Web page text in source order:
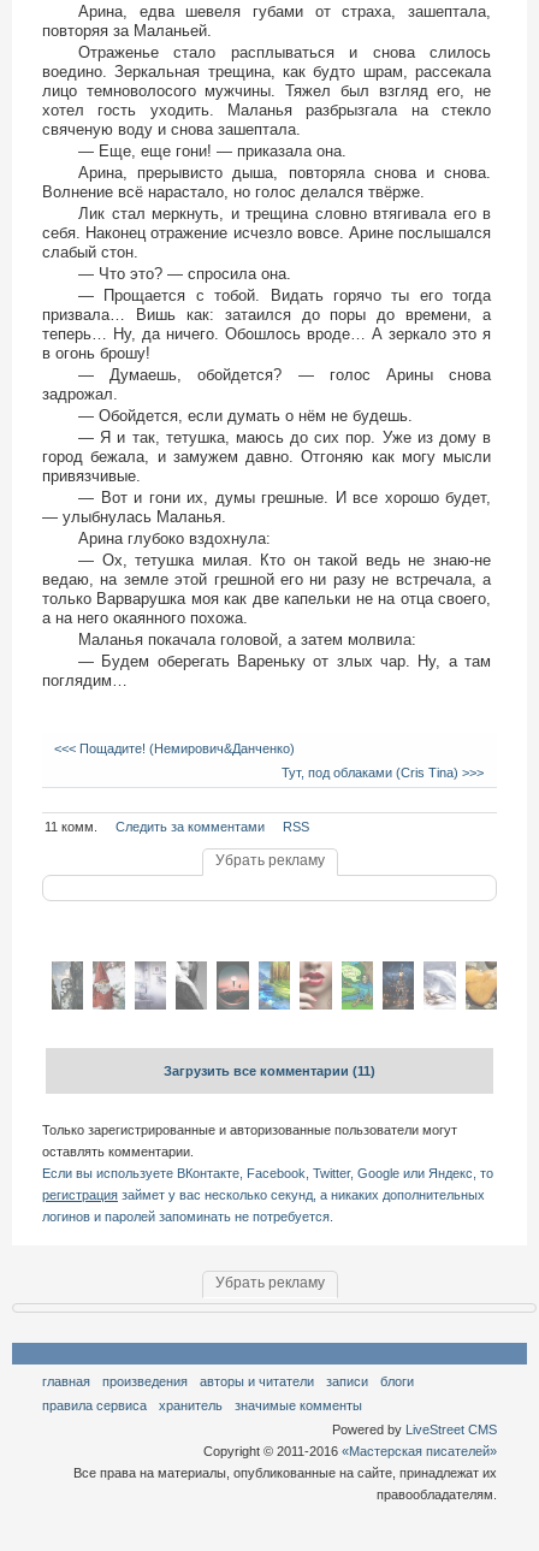
Арина, едва шевеля губами от страха, зашептала,
повторяя за Маланьей.
Отраженье стало расплываться и снова слилось
воедино. Зеркальная трещина, как будто шрам, рассекала
лицо темноволосого мужчины. Тяжел был взгляд его, не
хотел гость уходить. Маланья разбрызгала на стекло
свяченую воду и снова зашептала.
— Еще, еще гони! — приказала она.
Арина, прерывисто дыша, повторяла снова и снова.
Волнение всё нарастало, но голос делался твёрже.
Лик стал меркнуть, и трещина словно втягивала его в
себя. Наконец отражение исчезло вовсе. Арине послышался
слабый стон.
— Что это? — спросила она.
— Прощается с тобой. Видать горячо ты его тогда
призвала… Вишь как: затаился до поры до времени, а
теперь… Ну, да ничего. Обошлось вроде… А зеркало это я
в огонь брошу!
— Думаешь, обойдется? — голос Арины снова
задрожал.
— Обойдется, если думать о нём не будешь.
— Я и так, тетушка, маюсь до сих пор. Уже из дому в
город бежала, и замужем давно. Отгоняю как могу мысли
привязчивые.
— Вот и гони их, думы грешные. И все хорошо будет,
— улыбнулась Маланья.
Арина глубоко вздохнула:
— Ох, тетушка милая. Кто он такой ведь не знаю-не
ведаю, на земле этой грешной его ни разу не встречала, а
только Варварушка моя как две капельки не на отца своего,
а на него окаянного похожа.
Маланья покачала головой, а затем молвила:
— Будем оберегать Вареньку от злых чар. Ну, а там
поглядим…
<<< Пощадите! (Немирович&Данченко)
Тут, под облаками (Cris Tina) >>>
11 комм. Следить за комментами RSS
Убрать рекламу
Загрузить все комментарии (11)
Только зарегистрированные и авторизованные пользователи могут
оставлять комментарии.
Если вы используете ВКонтакте, Facebook, Twitter, Google или Яндекс, то
регистрация займет у вас несколько секунд, а никаких дополнительных
логинов и паролей запоминать не потребуется.
Убрать рекламу
главная произведения авторы и читатели записи
блоги
правила сервиса
хранитель
значимые комменты
Powered by LiveStreet CMS
Copyright © 2011-2016 «Мастерская писателей»
Все права на материалы, опубликованные на сайте, принадлежат их
правообладателям.